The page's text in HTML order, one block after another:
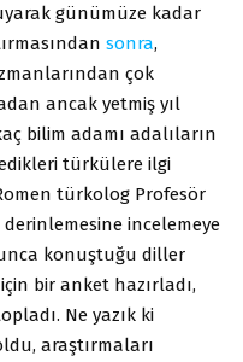
günümüze kadar
sonra,
çok
ancak yetmiş yıl
bilim adamı adalıların
türkülere ilgi
türkolog Profesör
incelemeye
konuştuğu diller
bir anket hazırladı,
Ne yazık ki
araştırmaları